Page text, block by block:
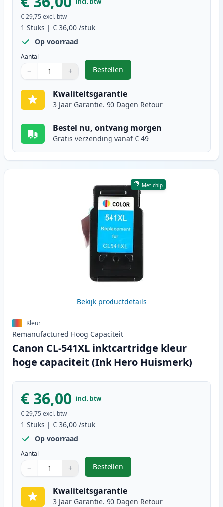
incl. btw
€ 29,75 excl. btw
1 Stuks | € 36,00 /stuk
Op voorraad
Aantal
Gebruik de knoppen om aan te passen
− +
1
Bestellen
,Canon PG-540XL inktcartridge
Kwaliteitsgarantie
3 Jaar Garantie. 90 Dagen Retour
Bestel nu, ontvang morgen
Gratis verzending vanaf € 49
Met chip
Bekijk productdetails
Kleur
Remanufactured Hoog Capaciteit
Canon CL-541XL inktcartridge kleur
hoge capaciteit (Ink Hero Huismerk)
€ 36,00 incl. btw
€ 29,75 excl. btw
1 Stuks | € 36,00 /stuk
Op voorraad
Aantal
Gebruik de knoppen om aan te passen
− +
1
Bestellen
,Canon CL-541XL inktcartridge
Kwaliteitsgarantie
3 Jaar Garantie. 90 Dagen Retour